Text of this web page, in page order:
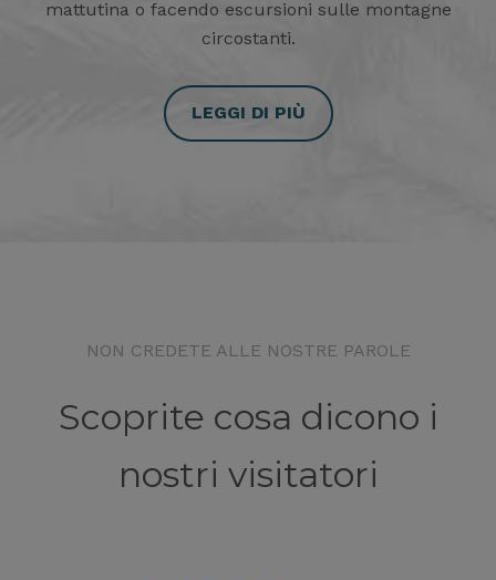
mattutina o facendo escursioni sulle montagne
circostanti.
LEGGI DI PIÙ
NON CREDETE ALLE NOSTRE PAROLE
Scoprite cosa dicono i
nostri visitatori